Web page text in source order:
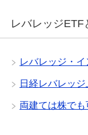
レバレッジETF
レバレッジ・
日経レバレッ
両建ては株でも